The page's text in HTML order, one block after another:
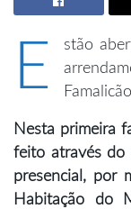
E
stão
Nesta primeira
feito através do
presencial, por
Habitação do